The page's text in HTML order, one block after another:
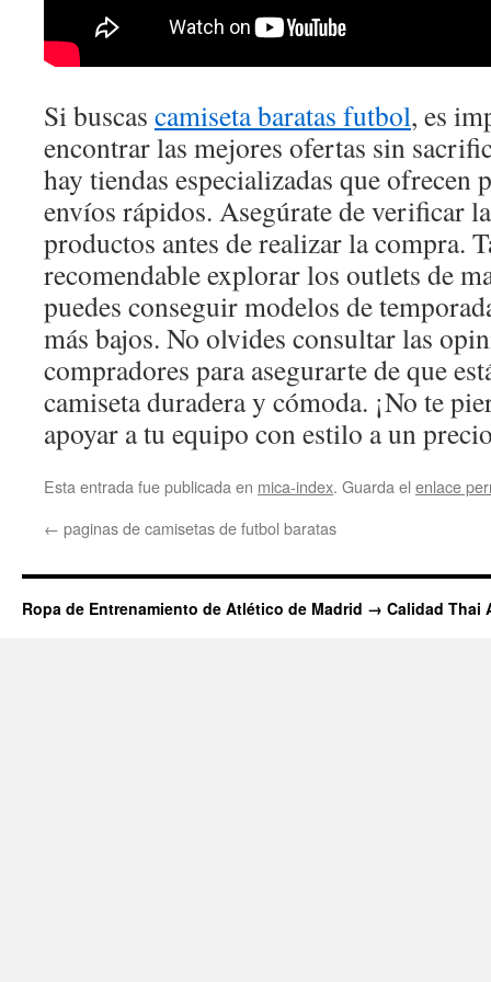
Si buscas camiseta baratas futbol, es
encontrar las mejores ofertas sin
hay tiendas especializadas que
envíos rápidos. Asegúrate de verificar
productos antes de realizar la compra.
recomendable explorar los outlets de
puedes conseguir modelos de
más bajos. No olvides consultar las
compradores para asegurarte de que
camiseta duradera y cómoda. ¡No te
apoyar a tu equipo con estilo a un
Esta entrada fue publicada en mica-index. Guarda el enlace
← paginas de camisetas de futbol baratas
Ropa de Entrenamiento de Atlético de Madrid → Calidad Thai